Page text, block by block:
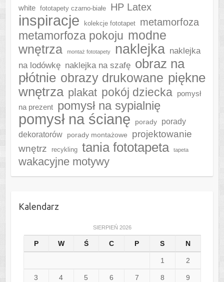
white
fototapety czarno-białe HP Latex
inspiracje kolekcje fototapet metamorfoza
metamorfoza pokoju modne
wnętrza
montaż fototapety naklejka naklejka
na lodówkę naklejka na szafę obraz na
płótnie obrazy drukowane piękne
wnętrza plakat pokój dziecka pomysł
na prezent pomysł na sypialnię
pomysł na ścianę porady
porady
dekoratorów
porady montażowe
projektowanie
wnętrz
recykling tania fototapeta tapeta
wakacyjne motywy
Kalendarz
SIERPIEŃ 2026
P W Ś C P S N
1 2
3 4 5 6 7 8 9